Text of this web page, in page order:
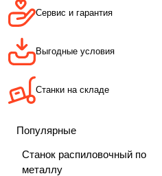
Сервис и гарантия
Выгодные условия
Станки на складе
Популярные
Станок распиловочный по
металлу